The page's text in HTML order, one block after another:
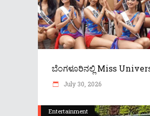
ಬೆಂಗಳೂರಿನಲ್ಲಿ Miss
July 30, 2026
Entertainment